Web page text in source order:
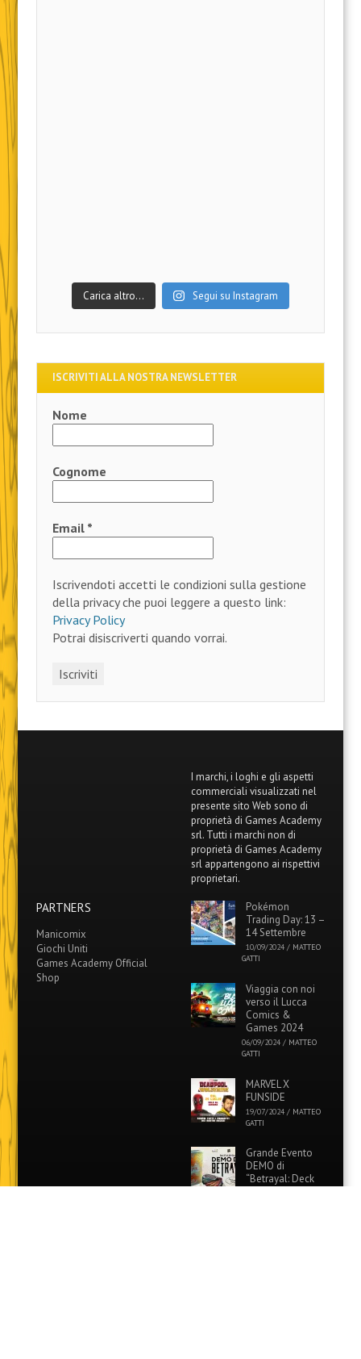
Carica altro… Segui su Instagram
ISCRIVITI ALLA NOSTRA NEWSLETTER
Nome
Cognome
Email *
Iscrivendoti accetti le condizioni sulla gestione
della privacy che puoi leggere a questo link:
Privacy Policy
Potrai disiscriverti quando vorrai.
I marchi, i loghi e gli aspetti
commerciali visualizzati nel
presente sito Web sono di
proprietà di Games Academy
srl. Tutti i marchi non di
proprietà di Games Academy
srl appartengono ai rispettivi
proprietari.
PARTNERS
Manicomix
Giochi Uniti
Games Academy Official
Shop
Pokémon
Trading Day: 13 –
14 Settembre
10/09/2024 / MATTEO
GATTI
Viaggia con noi
verso il Lucca
Comics &
Games 2024
06/09/2024 / MATTEO
GATTI
MARVEL X
FUNSIDE
19/07/2024 / MATTEO
GATTI
Grande Evento
DEMO di
“Betrayal: Deck